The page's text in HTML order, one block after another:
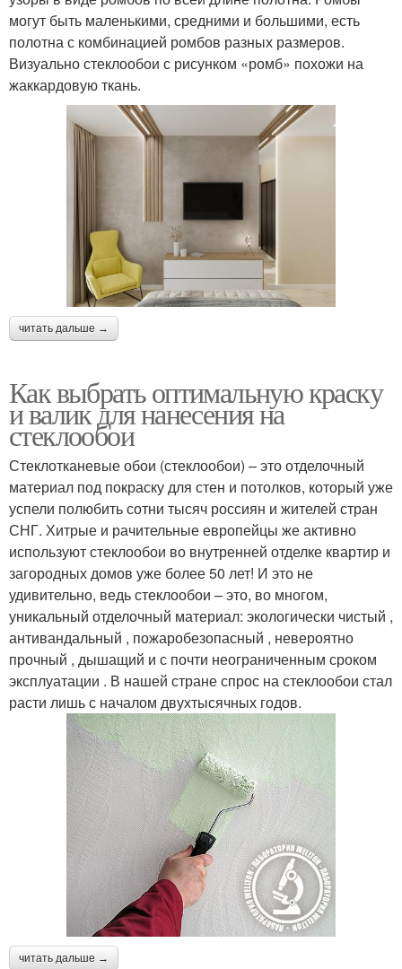
могут быть маленькими, средними и большими, есть
полотна с комбинацией ромбов разных размеров.
Визуально стеклообои с рисунком «ромб» похожи на
жаккардовую ткань.
читать дальше →
Как выбрать оптимальную краску
и валик для нанесения на
стеклообои
Стеклотканевые обои (стеклообои) – это отделочный
материал под покраску для стен и потолков, который уже
успели полюбить сотни тысяч россиян и жителей стран
СНГ. Хитрые и рачительные европейцы же активно
используют стеклообои во внутренней отделке квартир и
загородных домов уже более 50 лет! И это не
удивительно, ведь стеклообои – это, во многом,
уникальный отделочный материал: экологически чистый ,
антивандальный , пожаробезопасный , невероятно
прочный , дышащий и с почти неограниченным сроком
эксплуатации . В нашей стране спрос на стеклообои стал
расти лишь с началом двухтысячных годов.
читать дальше →